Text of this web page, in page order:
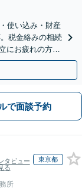
使い込み・財産
税金絡みの相続
にお疲れの方や
で面談予約
タビュー
る
東京都
所